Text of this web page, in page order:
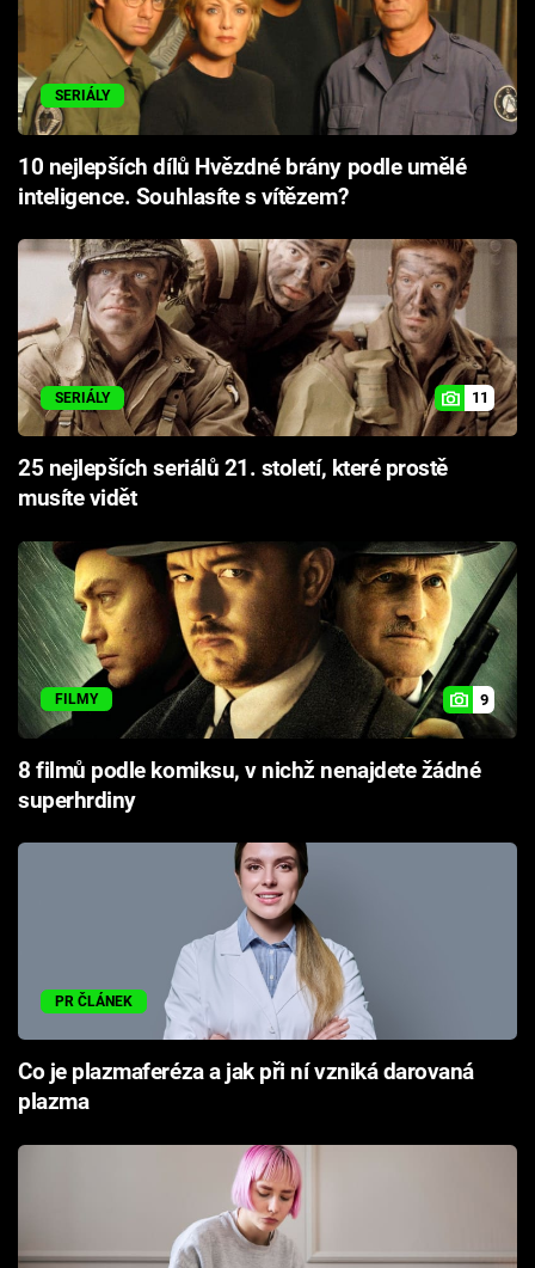
SERIÁLY
10 nejlepších dílů Hvězdné brány podle umělé
inteligence. Souhlasíte s vítězem?
SERIÁLY 11
25 nejlepších seriálů 21. století, které prostě
musíte vidět
FILMY 9
8 filmů podle komiksu, v nichž nenajdete žádné
superhrdiny
PR ČLÁNEK
Co je plazmaferéza a jak při ní vzniká darovaná
plazma